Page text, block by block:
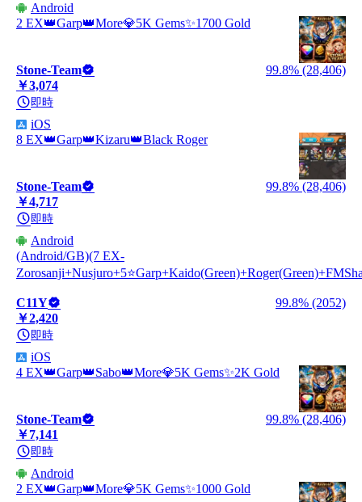
Android
2 EX👑Garp👑More💎5K Gems✨1700 Gold
Stone-Team
99.8% (28,406)
￥3,074
即時
iOS
8 EX👑Garp👑Kizaru👑Black Roger
Stone-Team
99.8% (28,406)
￥4,717
即時
Android
(Android/GB)(7 EX-
C11Y
99.8% (2052)
￥2,420
即時
iOS
4 EX👑Garp👑Sabo👑More💎5K Gems✨2K Gold
Stone-Team
99.8% (28,406)
￥7,141
即時
Android
2 EX👑Garp👑More💎5K Gems✨1000 Gold